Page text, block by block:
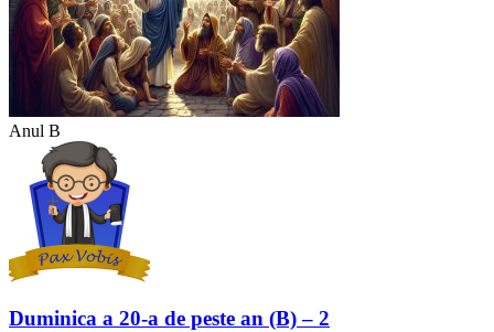
Anul B
Duminica a 20-a de peste an (B) – 2